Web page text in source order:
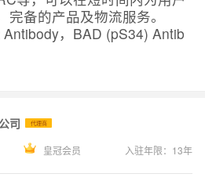
备的产品及物流服务。
，BAD (pS34) Antib
司 代理商
皇冠会员 入驻年限： 13年